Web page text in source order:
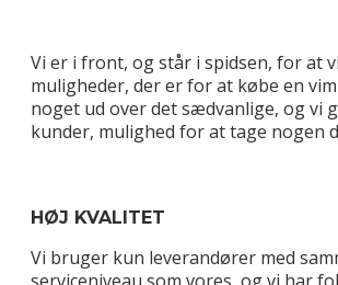
Vi er i front, og står i spidsen, for at
muligheder, der er for at købe en
noget ud over det sædvanlige, og vi
kunder, mulighed for at tage nogen
HØJ KVALITET
Vi bruger kun leverandører med
serviceniveau som vores, og vi har